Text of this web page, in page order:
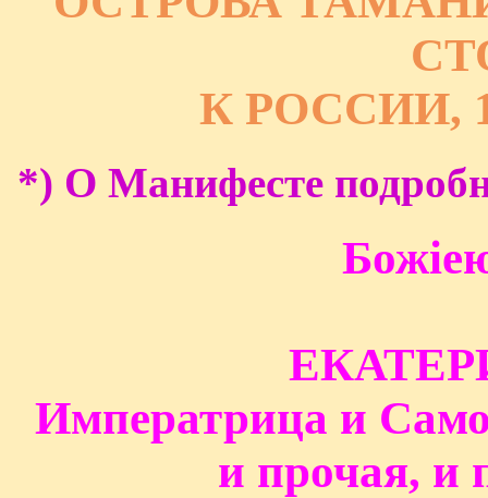
К РОССИИ,
*) О Манифесте
Императрица и
и прочая, и